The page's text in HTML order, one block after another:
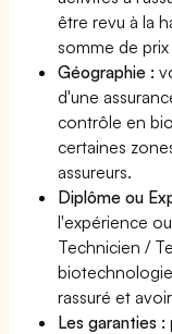
être revu à la
somme de
Géographie :
d'une
contrôle en
certaines
assureurs.
Diplôme ou
l'expérience
Technicien /
rassuré et
Les garanties :